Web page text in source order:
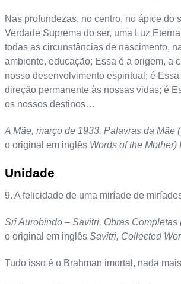
Nas profundezas, no centro, no ápice do
Verdade Suprema do ser, uma Luz
todas as circunstâncias de nascimento,
ambiente, educação; Essa é a origem, a
nosso desenvolvimento espiritual; é
direção permanente às nossas vidas; é
os nossos destinos…
A Mãe, março de 1933, Palavras da Mãe (
o original em inglês Words of the Mother)
Unidade
9. A felicidade de uma miríade de
Sri Aurobindo – Savitri, Obras Completas
o original em inglês Savitri, Collected
Tudo isso é o Brahman imortal, nada